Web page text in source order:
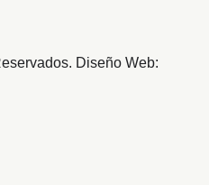
Diseño Web: